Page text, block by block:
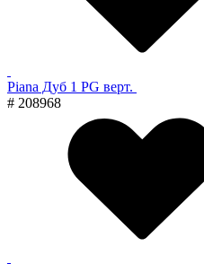
Piana Дуб 1 PG верт.
# 208968